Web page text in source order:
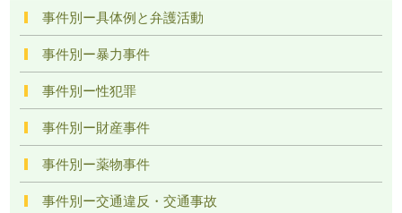
事件別ー具体例と弁護活動
事件別ー暴力事件
事件別ー性犯罪
事件別ー財産事件
事件別ー薬物事件
事件別ー交通違反・交通事故